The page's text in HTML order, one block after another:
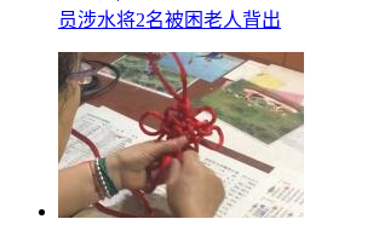
员涉水将2名被困老人背出